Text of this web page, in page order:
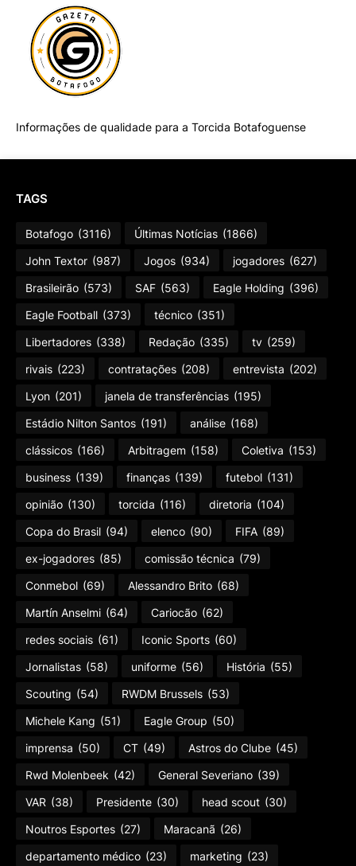
Informações de qualidade para a Torcida Botafoguense
TAGS
Botafogo (3116) Últimas Notícias (1866)
John Textor (987) Jogos (934) jogadores (627)
Brasileirão (573) SAF (563) Eagle Holding (396)
Eagle Football (373) técnico (351)
Libertadores (338) Redação (335) tv (259)
rivais (223) contratações (208) entrevista (202)
Lyon (201) janela de transferências (195)
Estádio Nilton Santos (191) análise (168)
clássicos (166) Arbitragem (158) Coletiva (153)
business (139) finanças (139) futebol (131)
opinião (130) torcida (116) diretoria (104)
Copa do Brasil (94) elenco (90) FIFA (89)
ex-jogadores (85) comissão técnica (79)
Conmebol (69) Alessandro Brito (68)
Martín Anselmi (64) Cariocão (62)
redes sociais (61) Iconic Sports (60)
Jornalistas (58) uniforme (56) História (55)
Scouting (54) RWDM Brussels (53)
Michele Kang (51) Eagle Group (50)
imprensa (50) CT (49) Astros do Clube (45)
Rwd Molenbeek (42) General Severiano (39)
VAR (38) Presidente (30) head scout (30)
Noutros Esportes (27) Maracanã (26)
departamento médico (23) marketing (23)